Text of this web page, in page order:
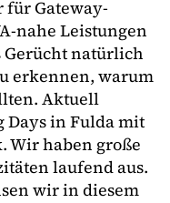
Gateway-
nahe Leistungen
natürlich
erkennen, warum
Aktuell
in Fulda mit
Wir haben große
laufend aus.
wir in diesem